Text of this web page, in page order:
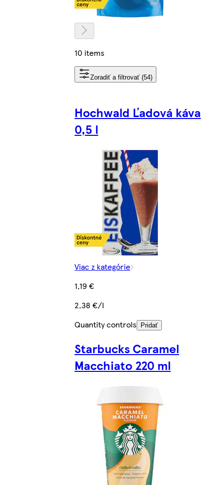
10 items
Zoradiť a filtrovať (54)
Hochwald Ľadová káva
0,5 l
Viac z kategórie
1,19 €
2,38 €/l
Quantity controls Pridať
Starbucks Caramel
Macchiato 220 ml